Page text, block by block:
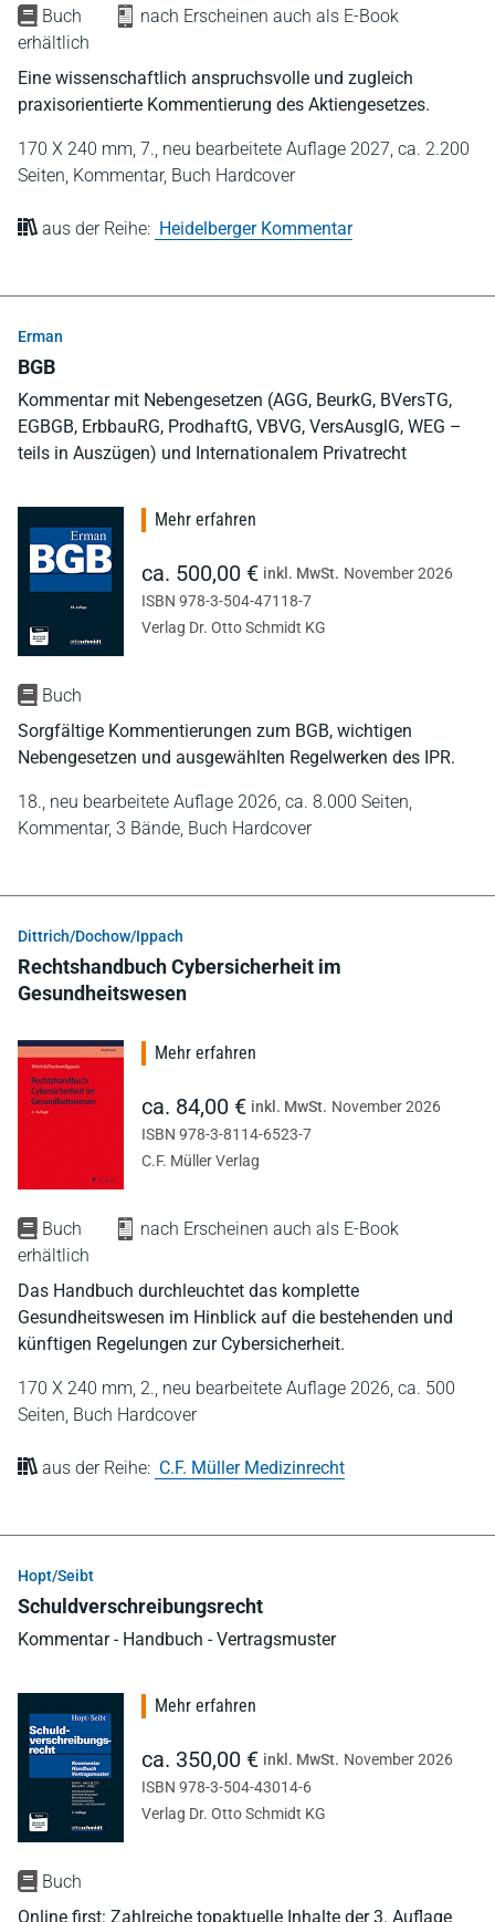
Buch
nach Erscheinen auch als E-Book
erhältlich
Eine wissenschaftlich anspruchsvolle und zugleich
praxisorientierte Kommentierung des Aktiengesetzes.
170 X 240 mm, 7., neu bearbeitete Auflage 2027, ca. 2.200
Seiten, Kommentar, Buch Hardcover
aus der Reihe: Heidelberger Kommentar
Erman
BGB
Kommentar mit Nebengesetzen (AGG, BeurkG, BVersTG,
EGBGB, ErbbauRG, ProdhaftG, VBVG, VersAusglG, WEG –
teils in Auszügen) und Internationalem Privatrecht
Buch
Sorgfältige Kommentierungen zum BGB, wichtigen
Nebengesetzen und ausgewählten Regelwerken des IPR.
18., neu bearbeitete Auflage 2026, ca. 8.000 Seiten,
Kommentar, 3 Bände, Buch Hardcover
Mehr erfahren
ca. 500,00 € inkl. MwSt. November 2026
ISBN 978-3-504-47118-7
Verlag Dr. Otto Schmidt KG
Dittrich/Dochow/Ippach
Rechtshandbuch Cybersicherheit im
Gesundheitswesen
Buch
nach Erscheinen auch als E-Book
erhältlich
Das Handbuch durchleuchtet das komplette
Gesundheitswesen im Hinblick auf die bestehenden und
künftigen Regelungen zur Cybersicherheit.
170 X 240 mm, 2., neu bearbeitete Auflage 2026, ca. 500
Seiten, Buch Hardcover
aus der Reihe: C.F. Müller Medizinrecht
Mehr erfahren
ca. 84,00 € inkl. MwSt. November 2026
ISBN 978-3-8114-6523-7
C.F. Müller Verlag
Hopt/Seibt
Schuldverschreibungsrecht
Kommentar - Handbuch - Vertragsmuster
Buch
Online first: Zahlreiche topaktuelle Inhalte der 3. Auflage
Mehr erfahren
ca. 350,00 € inkl. MwSt. November 2026
ISBN 978-3-504-43014-6
Verlag Dr. Otto Schmidt KG